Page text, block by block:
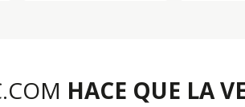
HACE QUE LA